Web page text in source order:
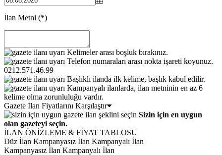
İlan Metni (*)
Kelimeler arası boşluk bırakınız.
Telefon numaraları arası nokta işareti koyunuz.
0212.571.46.99
Başlıklı ilanda ilk kelime, başlık kabul edilir.
Kampanyalı ilanlarda, ilan metninin en az 6
kelime olma zorunluluğu vardır.
Gazete İlan Fiyatlarını Karşılaştır
Sizin için en uygun
olan gazeteyi seçin.
İLAN ÖNİZLEME & FİYAT TABLOSU
Düz İlan Kampanyasız İlan Kampanyalı İlan
Kampanyasız İlan Kampanyalı İlan